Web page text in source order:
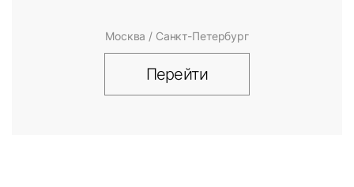
Москва / Санкт-Петербург
Перейти